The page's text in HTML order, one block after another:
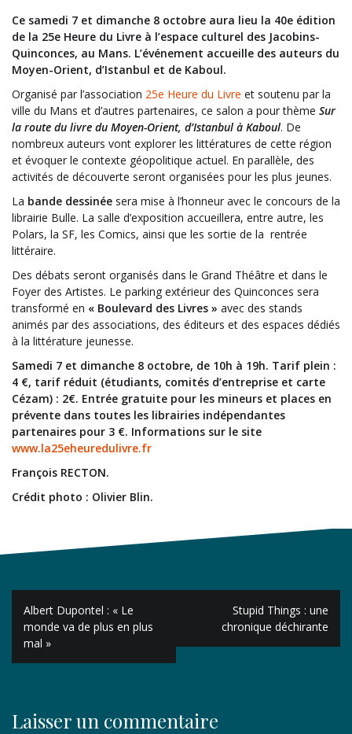
Ce samedi 7 et dimanche 8 octobre aura lieu la 40e édition
de la 25e Heure du Livre à l’espace culturel des Jacobins-
Quinconces, au Mans. L’événement accueille des auteurs du
Moyen-Orient, d’Istanbul et de Kaboul.
Organisé par l’association 25e Heure du Livre et soutenu par la
ville du Mans et d’autres partenaires, ce salon a pour thème Sur
la route du livre du Moyen-Orient, d’Istanbul à Kaboul. De
nombreux auteurs vont explorer les littératures de cette région
et évoquer le contexte géopolitique actuel. En parallèle, des
activités de découverte seront organisées pour les plus jeunes.
La bande dessinée sera mise à l’honneur avec le concours de la
librairie Bulle. La salle d’exposition accueillera, entre autre, les
Polars, la SF, les Comics, ainsi que les sortie de la rentrée
littéraire.
Des débats seront organisés dans le Grand Théâtre et dans le
Foyer des Artistes. Le parking extérieur des Quinconces sera
transformé en « Boulevard des Livres » avec des stands
animés par des associations, des éditeurs et des espaces dédiés
à la littérature jeunesse.
Samedi 7 et dimanche 8 octobre, de 10h à 19h. Tarif plein :
4 €, tarif réduit (étudiants, comités d’entreprise et carte
Cézam) : 2€. Entrée gratuite pour les mineurs et places en
prévente dans toutes les librairies indépendantes
partenaires pour 3 €. Informations sur le site
www.la25eheuredulivre.fr
François RECTON.
Crédit photo : Olivier Blin.
Navigation
de
l’article
Albert Dupontel : « Le
monde va de plus en plus
mal »
Stupid Things : une
chronique déchirante
Laisser un commentaire